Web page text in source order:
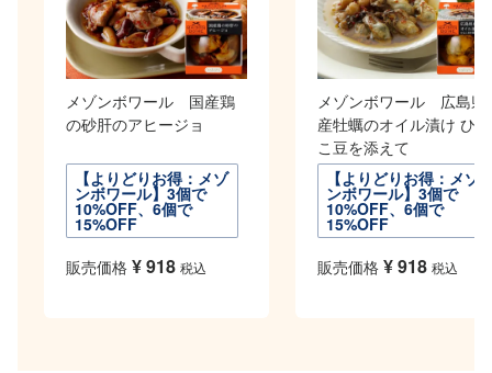
メゾンボワール 国産鶏
の砂肝のアヒージョ
【よりどりお得：メゾ
ンボワール】3個で
10%OFF、6個で
15%OFF
販売価格 ¥918 税込
メゾンボワール 広島県
産牡蠣のオイル漬け ひよ
こ豆を添えて
【よりどりお得：メゾ
ンボワール】3個で
10%OFF、6個で
15%OFF
販売価格 ¥918 税込